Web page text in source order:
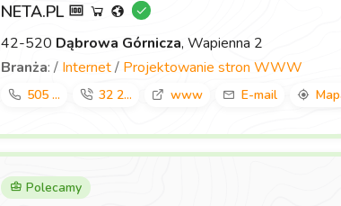
NETA.PL
42-520 Dąbrowa Górnicza, Wapienna 2
Branża: / Internet/ Projektowanie stron WWW
505 ... 32 2... www E-mail
Polecamy